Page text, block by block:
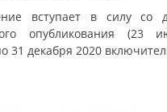
вступает в силу со
опубликования (23
31 декабря 2020